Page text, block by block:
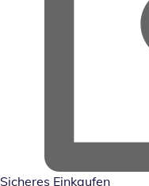
Sicheres Einkaufen